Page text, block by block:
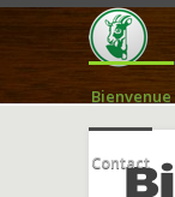
Bienvenue
Contact